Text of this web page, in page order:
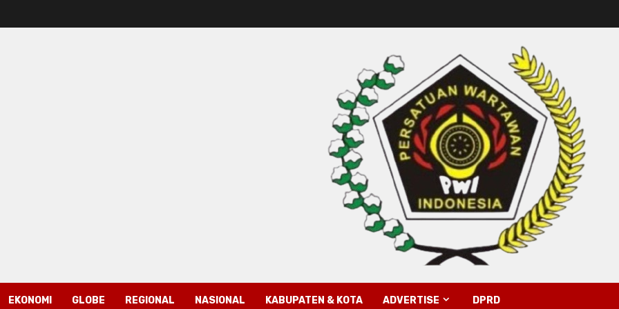
EKONOMI GLOBE REGIONAL NASIONAL KABUPATEN & KOTA ADVERTISE DPRD